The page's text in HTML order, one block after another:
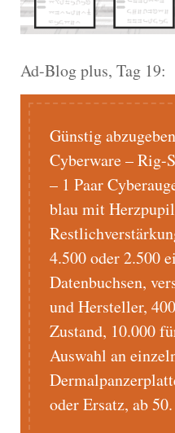
Ad-Blog plus, Tag 19:
Günstig
Cyberware – Rig-
– 1 Paar
blau mit
4.500 oder 2.500
Datenbuchsen,
und Hersteller,
Zustand, 10.000
Auswahl an
oder Ersatz, ab 50.